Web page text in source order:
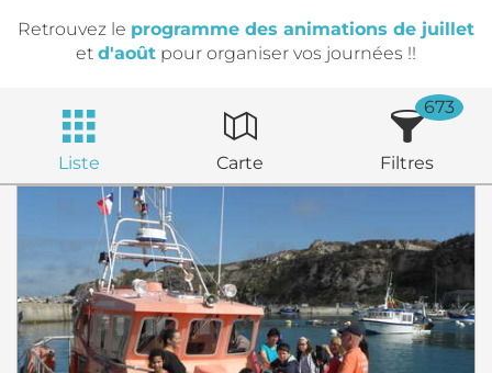
Retrouvez le programme des animations de juillet
et d'août pour organiser vos journées !!
Liste Carte Filtres
673